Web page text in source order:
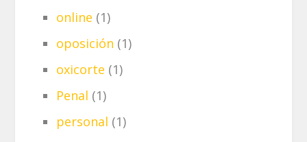
online (1)
oposición (1)
oxicorte (1)
Penal (1)
personal (1)